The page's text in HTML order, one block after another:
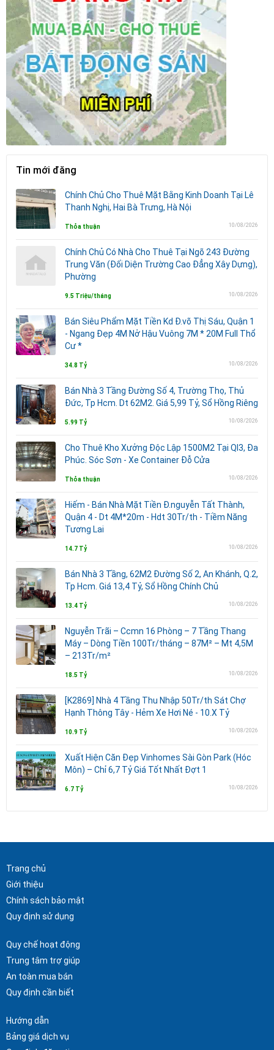
Tin mới đăng
Chính Chủ Cho Thuê Mặt Bằng Kinh Doanh Tại Lê
Thanh Nghị, Hai Bà Trưng, Hà Nội
Thỏa thuận 10/08/2026
Chính Chủ Có Nhà Cho Thuê Tại Ngõ 243 Đường
Trung Văn (Đối Diện Trường Cao Đẳng Xây Dựng),
Phường
9.5 Triệu/tháng 10/08/2026
Bán Siêu Phẩm Mặt Tiền Kd Đ.võ Thị Sáu, Quận 1
- Ngang Đẹp 4M Nở Hậu Vuông 7M * 20M Full Thổ
Cư *
34.8 Tỷ 10/08/2026
Bán Nhà 3 Tầng Đường Số 4, Trường Thọ, Thủ
Đức, Tp Hcm. Dt 62M2. Giá 5,99 Tỷ, Sổ Hồng Riêng
5.99 Tỷ 10/08/2026
Cho Thuê Kho Xưởng Độc Lập 1500M2 Tại Ql3, Đa
Phúc. Sóc Sơn - Xe Container Đỗ Cửa
Thỏa thuận 10/08/2026
Hiếm - Bán Nhà Mặt Tiền Đ.nguyễn Tất Thành,
Quận 4 - Dt 4M*20m - Hdt 30Tr/th - Tiềm Năng
Tương Lai
14.7 Tỷ 10/08/2026
Bán Nhà 3 Tầng, 62M2 Đường Số 2, An Khánh, Q.2,
Tp Hcm. Giá 13,4 Tỷ, Sổ Hồng Chính Chủ
13.4 Tỷ 10/08/2026
Nguyễn Trãi – Ccmn 16 Phòng – 7 Tầng Thang
Máy – Dòng Tiền 100Tr/tháng – 87M² – Mt 4,5M
– 213Tr/m²
18.5 Tỷ 10/08/2026
[K2869] Nhà 4 Tầng Thu Nhập 50Tr/th Sát Chợ
Hạnh Thông Tây - Hẻm Xe Hơi Né - 10.X Tỷ
10.9 Tỷ 10/08/2026
Xuất Hiện Căn Đẹp Vinhomes Sài Gòn Park (Hóc
Môn) – Chỉ 6,7 Tỷ Giá Tốt Nhất Đợt 1
6.7 Tỷ 10/08/2026
Trang chủ
Giới thiệu
Chính sách bảo mật
Quy định sử dụng
Quy chế hoạt động
Trung tâm trợ giúp
An toàn mua bán
Quy định cần biết
Hướng dẫn
Bảng giá dịch vụ